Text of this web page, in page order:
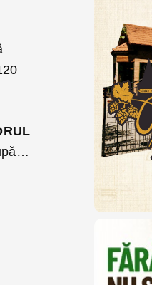
Vânzător de droguri din Bistrița trimis după gratii după ce a fost prins în flagrant